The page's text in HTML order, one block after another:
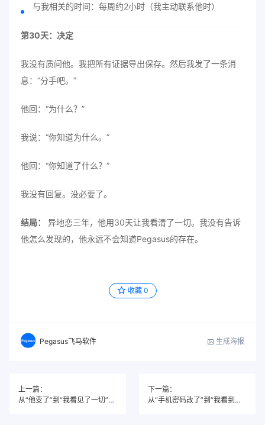
与我相关的时间：每周约2小时（我主动联系他时）
第30天：决定
我没有质问他。我把所有证据导出保存。然后我发了一条消
息：“分手吧。”
他回：“为什么？”
我说：“你知道为什么。”
他回：“你知道了什么？”
我没有回复。没必要了。
结局：
异地恋三年，他用30天让我看清了一切。我没有告诉
他怎么发现的，他永远不会知道Pegasus的存在。
收藏 0
Pegasus飞马软件 生成海报
上一篇：
从“他变了”到“我看见了一切”——一个全职妈妈的30天
下一篇：
从“手机密码改了”到“我看到了全部”——一个妻子的取证之路